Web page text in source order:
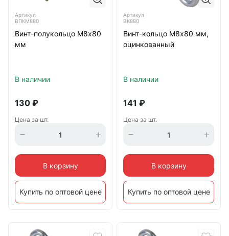
Артикул
ВПКМ880
Винт-полукольцо М8х80
мм
В наличии
130 ₽
Цена за шт.
В корзину
Купить по оптовой цене
Артикул
ВК880
Винт-кольцо М8х80 мм,
оцинкованный
В наличии
141 ₽
Цена за шт.
В корзину
Купить по оптовой цене